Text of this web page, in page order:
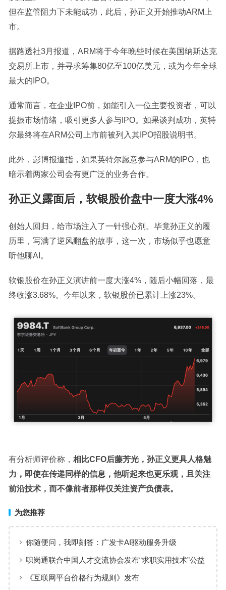
但在监管阻力下未能成功，此后，孙正义开始推动ARM上
市。
据路透社3月报道，ARM将于今年晚些时候在美国纳斯达克
交易所上市，并寻求筹集80亿至100亿美元，或为今年全球
最大的IPO。
通常而言，在企业IPO前，如能引入一位主要投资者，可以
提振市场情绪，吸引更多人参与IPO。如果谈判成功，英特
尔最终将在ARM公司上市前被列入其IPO招股说明书。
此外，彭博报道指，如果英特尔愿意参与ARM的IPO，也
暗示着两家公司会有更广泛的业务合作。
孙正义露面后，软银股价盘中一度大涨4%
创始人回归，给市场注入了一针强心剂。毕竟孙正义的履
历里，写满了逆风翻盘的故事，这一次，市场似乎也愿意
听他聊AI。
软银股价在孙正义演讲前一度大涨4%，随后小幅回落，最
终收涨3.68%。今年以来，软银股价已累计上涨23%。
有分析师评价称， 相比CFO后藤芳光，孙正义更具人格魅
力，即使在传递同样的信息，他听起来也更乐观，且关注
前沿技术，而不像前者那样仅关注资产负债表。
为您推荐
你随便问，我即刻答：广发卡AI驱动服务升级
职岗通联合中国人才交流协会发布“求职实用技术”公益
课程 服务国家高质量就业战略
《互联网平台价格行为规则》发布